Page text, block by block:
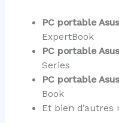
PC portable
ExpertBook
PC portable
Series
PC portable
Book
Et bien d’autres